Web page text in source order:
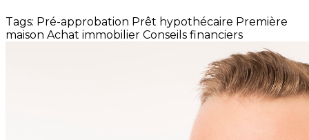
Tags: Pré-approbation Prêt hypothécaire Première
maison Achat immobilier Conseils financiers